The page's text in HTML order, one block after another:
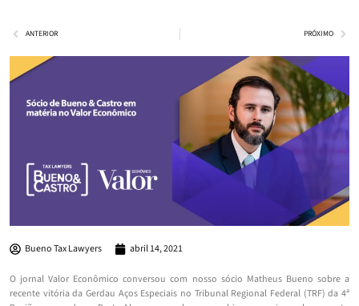
ANTERIOR PRÓXIMO
Bueno Tax Lawyers abril 14, 2021
O jornal Valor Econômico conversou com nosso sócio Matheus Bueno sobre a
recente vitória da Gerdau Aços Especiais no Tribunal Regional Federal (TRF) da 4ª